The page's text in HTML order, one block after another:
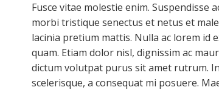
Fusce vitae molestie enim. Suspendisse
morbi tristique senectus et netus et
lacinia pretium mattis. Nulla ac lorem id
quam. Etiam dolor nisl, dignissim ac
dictum volutpat purus sit amet rutrum.
scelerisque, a consequat mi posuere.